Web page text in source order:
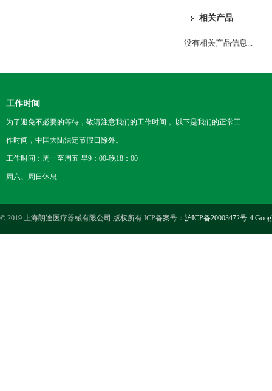
相关产品
没有相关产品信息...
工作时间
为了避免不必要的等待，敬请注意我们的工作时间 。以下是我们的正常工
作时间，中国大陆法定节假日除外。
工作时间：周一至周五 早9：00-晚18：00
周六、周日休息
© 2019 上海朗逸医疗器械有限公司 版权所有 ICP备案号： 沪ICP备20003472号-4